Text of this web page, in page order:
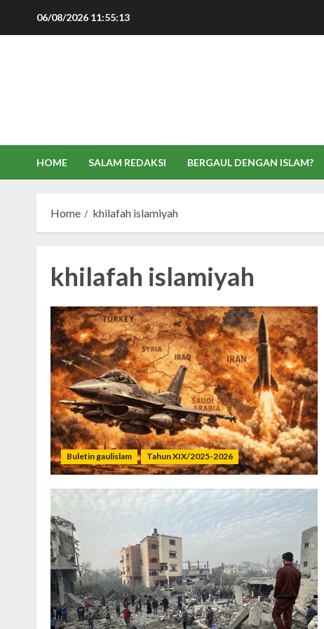
06/08/2026 11:55:13
HOME SALAM REDAKSI BERGAUL DENGAN ISLAM?
Home khilafah islamiyah
khilafah islamiyah
Buletin gaulislam Tahun XIX/2025-2026